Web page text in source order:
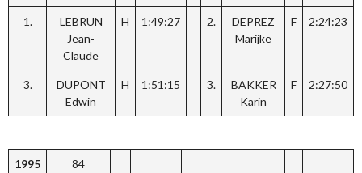
1.
LEBRUN
Jean-
Claude
H 1:49:27 2.
DEPREZ
Marijke
F 2:24:23
3.
DUPONT
Edwin
H 1:51:15 3.
BAKKER
Karin
F 2:27:50
1995
84